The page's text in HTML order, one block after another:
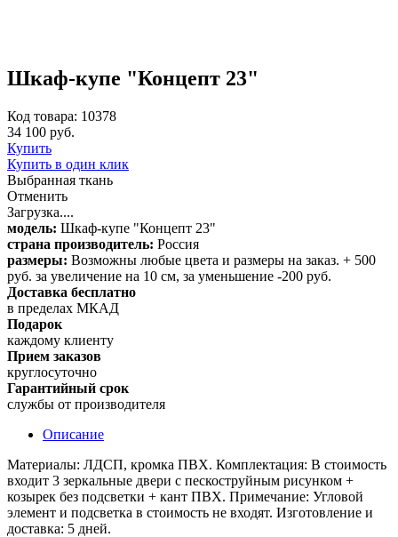
Шкаф-купе "Концепт 23"
Код товара: 10378
34 100 руб.
Купить
Купить в один клик
Выбранная ткань
Отменить
Загрузка....
модель: Шкаф-купе "Концепт 23"
страна производитель: Россия
размеры: Возможны любые цвета и размеры на заказ. + 500
руб. за увеличение на 10 см, за уменьшение -200 руб.
Доставка бесплатно
в пределах МКАД
Подарок
каждому клиенту
Прием заказов
круглосуточно
Гарантийный срок
службы от производителя
Описание
Материалы: ЛДСП, кромка ПВХ. Комплектация: В стоимость
входит 3 зеркальные двери с пескоструйным рисунком +
козырек без подсветки + кант ПВХ. Примечание: Угловой
элемент и подсветка в стоимость не входят. Изготовление и
доставка: 5 дней.